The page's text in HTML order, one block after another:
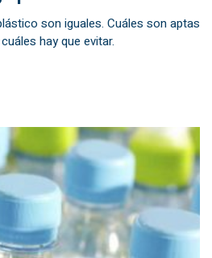
son iguales. Cuáles son aptas
hay que evitar.